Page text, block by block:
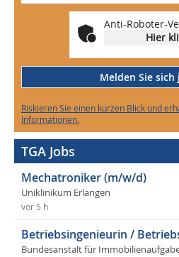
Anti-Roboter-
Hier
Melden Sie
Riskieren Sie einen kurzen Blick und
Informationen.
TGA Jobs
Mechatroniker (m/w/d)
Uniklinikum Erlangen
vor 5 h
Betriebsingenieurin /
Bundesanstalt für